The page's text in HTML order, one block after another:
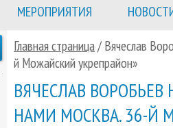
МЕРОПРИЯТИЯ
Главная страница/ Вячеслав
й Можайский укрепрайон»
ВЯЧЕСЛАВ
НАМИ МОСКВА. 36-Й